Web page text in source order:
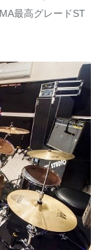
最高グレードST